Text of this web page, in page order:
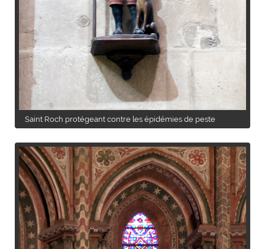
Saint Roch protégeant contre les épidémies de peste